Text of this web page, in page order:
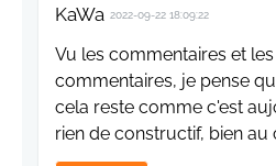
KaWa 2022-09-22 18:09:22
Vu les commentaires et
commentaires, je pense
cela reste comme c'est
rien de constructif, bien au